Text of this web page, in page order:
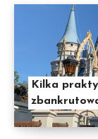
Kilka